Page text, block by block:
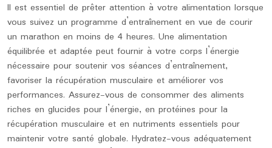
Il est essentiel de prêter attention à votre alimentation lorsque
vous suivez un programme d’entraînement en vue de courir
un marathon en moins de 4 heures. Une alimentation
équilibrée et adaptée peut fournir à votre corps l’énergie
nécessaire pour soutenir vos séances d’entraînement,
favoriser la récupération musculaire et améliorer vos
performances. Assurez-vous de consommer des aliments
riches en glucides pour l’énergie, en protéines pour la
récupération musculaire et en nutriments essentiels pour
maintenir votre santé globale. Hydratez-vous adéquatement